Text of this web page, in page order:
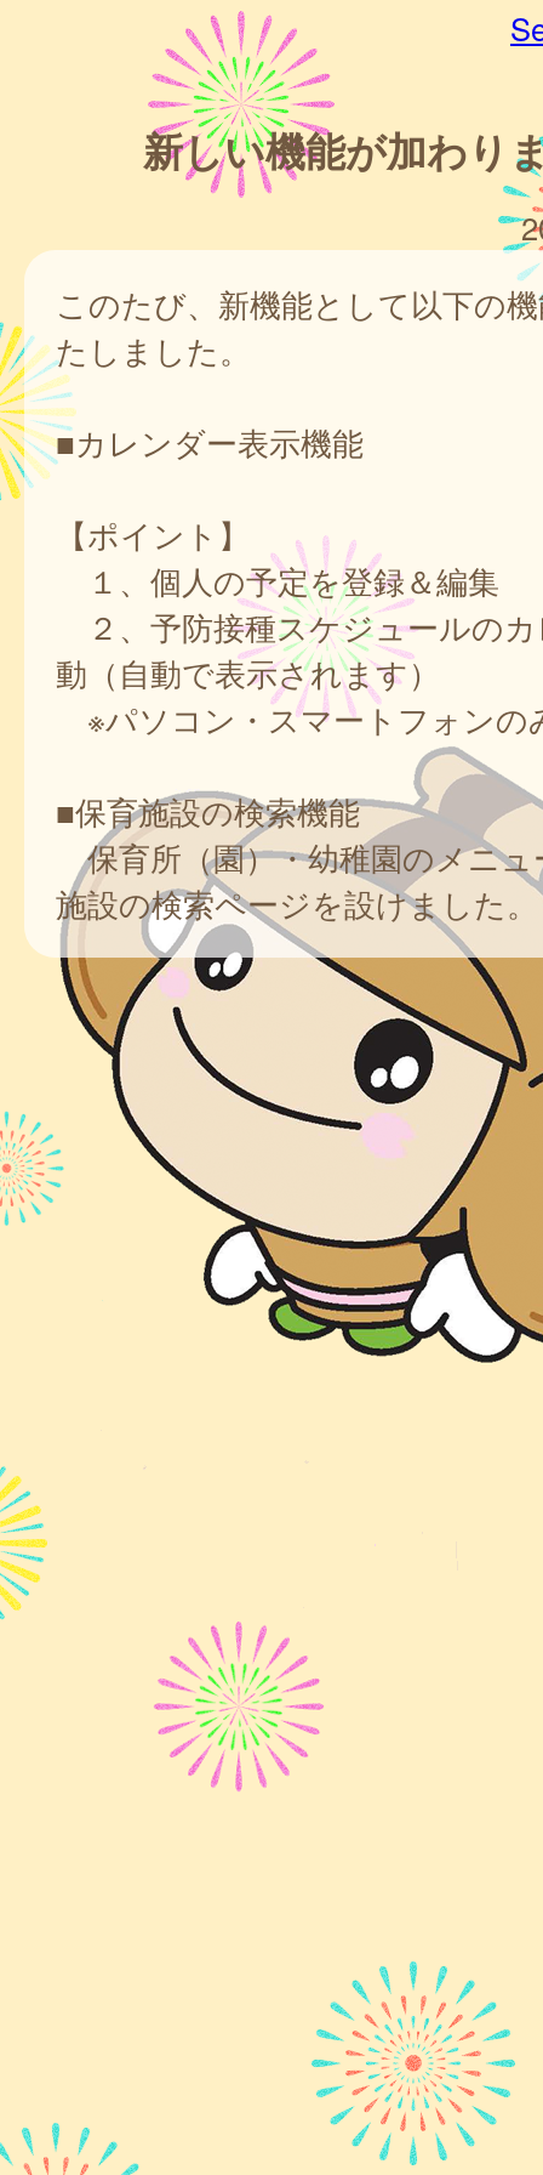
新しい機能が加わり
このたび、新機能として以下の
たしました。
■カレンダー表示機能
【ポイント】
１、個人の予定を登録＆編集
２、予防接種スケジュールの
動（自動で表示されます）
※パソコン・スマートフォンの
■保育施設の検索機能
保育所（園）・幼稚園のメニュ
施設の検索ページを設けました。